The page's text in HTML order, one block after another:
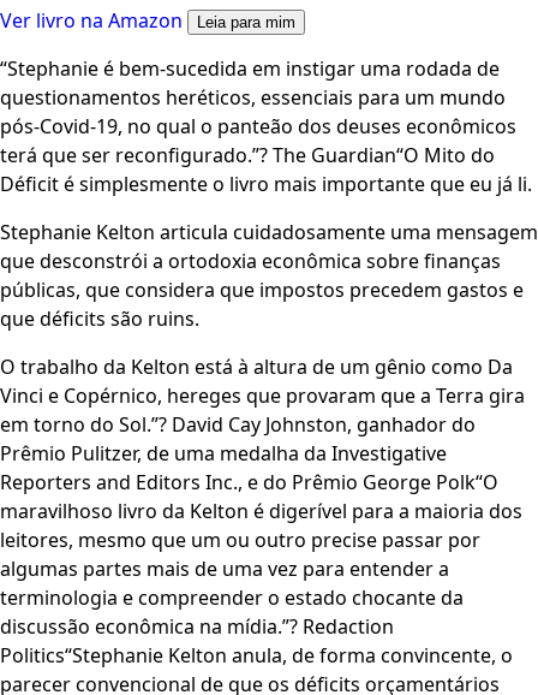
Ver livro na Amazon Leia para mim
“Stephanie é bem-sucedida em instigar uma rodada de
questionamentos heréticos, essenciais para um mundo
pós-Covid-19, no qual o panteão dos deuses econômicos
terá que ser reconfigurado.”? The Guardian“O Mito do
Déficit é simplesmente o livro mais importante que eu já li.
Stephanie Kelton articula cuidadosamente uma mensagem
que desconstrói a ortodoxia econômica sobre finanças
públicas, que considera que impostos precedem gastos e
que déficits são ruins.
O trabalho da Kelton está à altura de um gênio como Da
Vinci e Copérnico, hereges que provaram que a Terra gira
em torno do Sol.”? David Cay Johnston, ganhador do
Prêmio Pulitzer, de uma medalha da Investigative
Reporters and Editors Inc., e do Prêmio George Polk“O
maravilhoso livro da Kelton é digerível para a maioria dos
leitores, mesmo que um ou outro precise passar por
algumas partes mais de uma vez para entender a
terminologia e compreender o estado chocante da
discussão econômica na mídia.”? Redaction
Politics“Stephanie Kelton anula, de forma convincente, o
parecer convencional de que os déficits orçamentários